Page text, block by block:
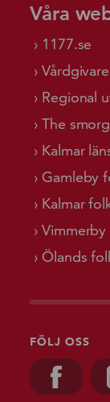
Våra
1177.se
Regional
The
Kalmar
Gamleby
Kalmar
Ölands
FÖLJ OSS
Besök oss